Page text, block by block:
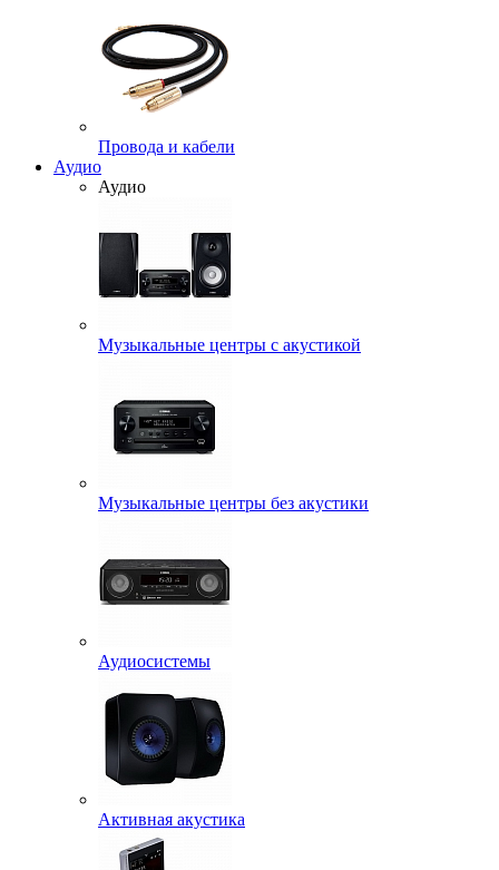
Провода и кабели
Аудио
Аудио
Музыкальные центры с акустикой
Музыкальные центры без акустики
Аудиосистемы
Активная акустика